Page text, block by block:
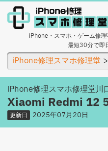
iPhone・スマホ・ゲーム修
最短30分で即
iPhone修理スマホ修理堂
iPhone修理スマホ修理堂川
Xiaomi Redmi 12
更新日 2025年07月20日